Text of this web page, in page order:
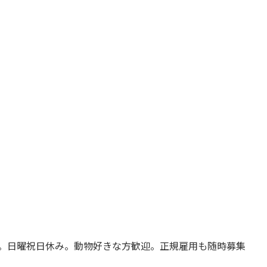
曜祝日休み。動物好きな方歓迎。正規雇用も随時募集